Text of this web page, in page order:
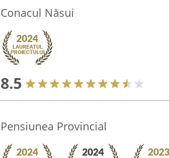
Conacul Năsui
8.5
Pensiunea Provincial